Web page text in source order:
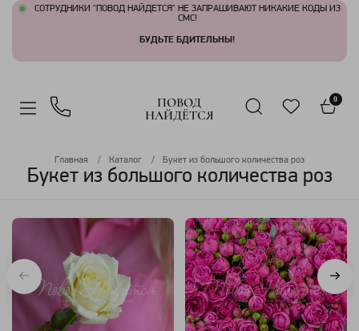
СОТРУДНИКИ "ПОВОД НАЙДЕТСЯ" НЕ ЗАПРАШИВАЮТ НИКАКИЕ КОДЫ ИЗ
СМС!
БУДЬТЕ БДИТЕЛЬНЫ!
ПОВОД
НАЙДЁТСЯ
0
Главная Каталог Букет из большого количества роз
Букет из большого количества роз